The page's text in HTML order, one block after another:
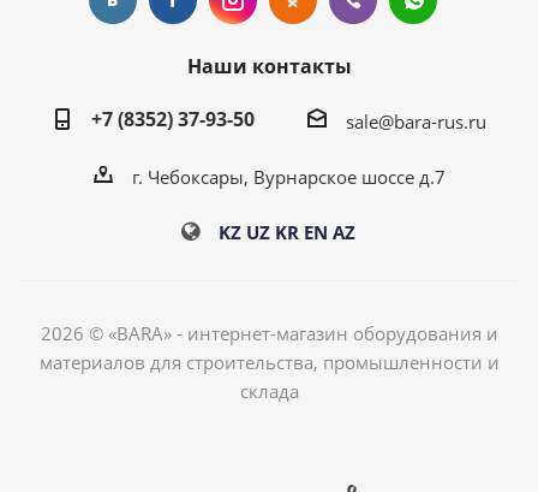
Наши контакты
+7 (8352) 37-93-50
sale@bara-rus.ru
г. Чебоксары, Вурнарское шоссе д.7
KZ UZ KR EN AZ
2026 © «BARA» - интернет-магазин оборудования и
материалов для строительства, промышленности и
склада